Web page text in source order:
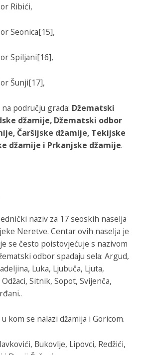
Ribići,
Seonica[15],
Spiljani[16],
Šunji[17],
području grada: Džematski
džamije, Džematski odbor
Čaršijske džamije, Tekijske
džamije i Prkanjske džamije.
naziv za 17 seoskih naselja
Neretve. Centar ovih naselja je
se često poistovjećuje s nazivom
odbor spadaju sela: Argud,
Luka, Ljubuča, Ljuta,
Sitnik, Sopot, Svijenča,
kom se nalazi džamija i Goricom.
Bukovlje, Lipovci, Redžići,